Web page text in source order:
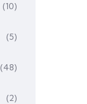
(10)
(5)
(48)
(2)